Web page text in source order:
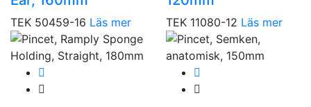
TEK 50459-16 Läs mer TEK 11080-12 Läs mer